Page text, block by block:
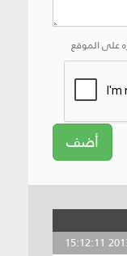
على الموقع
أضف